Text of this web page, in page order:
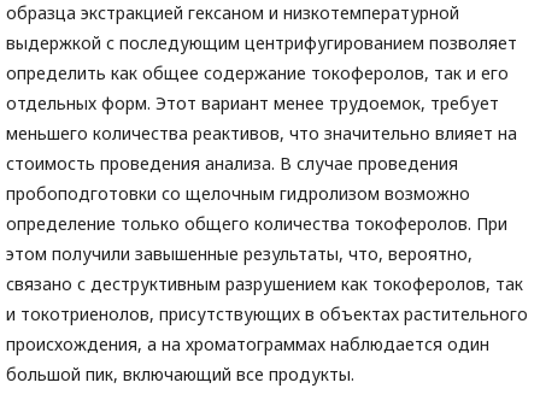
образца экстракцией гексаном и низкотемпературной
выдержкой с последующим центрифугированием позволяет
определить как общее содержание токоферолов, так и его
отдельных форм. Этот вариант менее трудоемок, требует
меньшего количества реактивов, что значительно влияет на
стоимость проведения анализа. В случае проведения
пробоподготовки со щелочным гидролизом возможно
определение только общего количества токоферолов. При
этом получили завышенные результаты, что, вероятно,
связано с деструктивным разрушением как токоферолов, так
и токотриенолов, присутствующих в объектах растительного
происхождения, а на хроматограммах наблюдается один
большой пик, включающий все продукты.